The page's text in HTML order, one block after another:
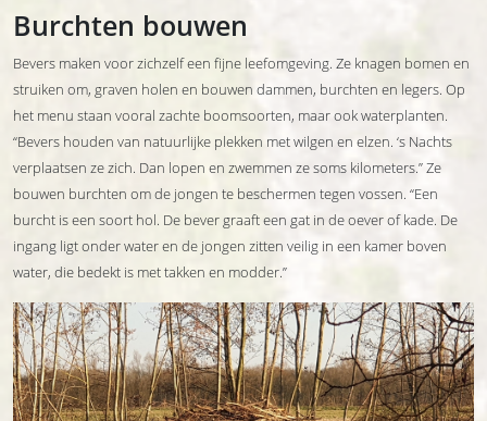
Burchten bouwen
Bevers maken voor zichzelf een fijne leefomgeving. Ze knagen bomen en
struiken om, graven holen en bouwen dammen, burchten en legers. Op
het menu staan vooral zachte boomsoorten, maar ook waterplanten.
“Bevers houden van natuurlijke plekken met wilgen en elzen. ‘s Nachts
verplaatsen ze zich. Dan lopen en zwemmen ze soms kilometers.” Ze
bouwen burchten om de jongen te beschermen tegen vossen. “Een
burcht is een soort hol. De bever graaft een gat in de oever of kade. De
ingang ligt onder water en de jongen zitten veilig in een kamer boven
water, die bedekt is met takken en modder.”